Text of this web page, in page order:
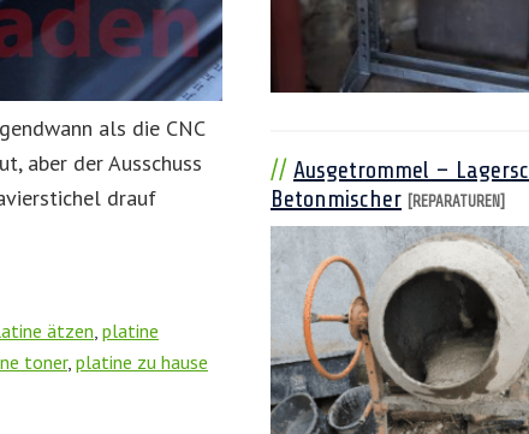
als die CNC
aber der Ausschuss
drauf
ätzen platine
toner, platine zu hause
Ausgetrommel –
Betonmischer
[REPARATUREN]